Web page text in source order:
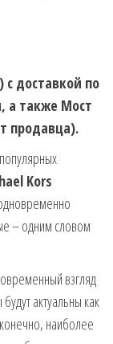
с доставкой по
а также Мост
продавца).
Kors
– одним словом
взгляд
актуальны как
наиболее